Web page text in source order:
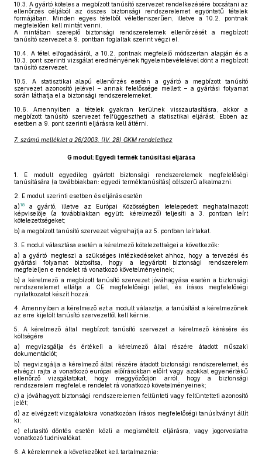
10.3. A gyártó köteles a megbízott tanúsító szervezet rendelkezésére bocsátani az
ellenőrzés céljából az összes biztonsági rendszerelemet egyöntetű tételek
formájában. Minden egyes tételből véletlenszerűen, illetve a 10.2. pontnak
megfelelően kell mintát venni.
A mintában szereplő biztonsági rendszerelemek ellenőrzését a megbízott
tanúsító szervezet a 9. pontban foglaltak szerint végzi el.
10.4.
A tétel elfogadásáról, a 10.2. pontnak megfelelő módszertan alapján és a
10.3. pont szerinti vizsgálat eredményének figyelembevételével dönt a megbízott
tanúsító szervezet.
10.5.
A statisztikai alapú ellenőrzés esetén a gyártó a megbízott tanúsító
szervezet azonosító jelével – annak felelőssége mellett – a gyártási folyamat
során láthatja el a biztonsági rendszerelemeket.
10.6.
Amennyiben a tételek gyakran kerülnek visszautasításra, akkor a
megbízott tanúsító szervezet felfüggesztheti a statisztikai eljárást. Ebben az
esetben a 9. pont szerinti eljárásra kell áttérni.
7. számú melléklet a 26/2003. (IV. 28) GKM rendelethez
G modul: Egyedi termék tanúsítási eljárása
1.
E modult egyedileg gyártott biztonsági rendszerelemek megfelelőségi
tanúsítására (a továbbiakban: egyedi terméktanúsítás) célszerű alkalmazni.
2.
E modul szerinti esetben és eljárás esetén
a) 18
a gyártó, illetve az Európai Közösségben letelepedett meghatalmazott
képviselője (a továbbiakban együtt: kérelmező) teljesíti a 3. pontban leírt
kötelezettségeket;
b) a megbízott tanúsító szervezet végrehajtja az 5. pontban leírtakat.
3.
E modul választása esetén a kérelmező kötelezettségei a következők:
a) a gyártó megteszi a szükséges intézkedéseket ahhoz, hogy a tervezési és
gyártási folyamat biztosítsa, hogy a legyártott biztonsági rendszerelem
megfeleljen e rendelet rá vonatkozó követelményeinek;
b) a kérelmező a megbízott tanúsító szervezet jóváhagyása esetén a biztonsági
rendszerelemet ellátja a CE megfelelőségi jellel, és írásos megfelelőségi
nyilatkozatot készít hozzá.
4. Amennyiben a kérelmező ezt a modult választja, a tanúsítást a kérelmezőnek
az erre kijelölt tanúsító szervezettől kell kérnie.
5.
A kérelmező által megbízott tanúsító szervezet a kérelmező kérésére és
költségére
a) megvizsgálja és értékeli a kérelmező által részére átadott műszaki
dokumentációt;
b) megvizsgálja a kérelmező által részére átadott biztonsági rendszerelemet, és
elvégzi rajta a vonatkozó európai előírásokban előírt vagy azokkal egyenértékű
ellenőrző vizsgálatokat, hogy meggyőződjön arról, hogy a biztonsági
rendszerelem megfelel e rendelet rá vonatkozó követelményeinek;
c) a jóváhagyott biztonsági rendszerelemen feltünteti vagy feltüntetteti azonosító
jelét;
d) az elvégzett vizsgálatokra vonatkozóan írásos megfelelőségi tanúsítványt állít
ki;
e) elutasító döntés esetén közli a megismételt eljárásra, vagy jogorvoslatra
vonatkozó tudnivalókat.
6. A kérelemnek a következőket kell tartalmaznia: